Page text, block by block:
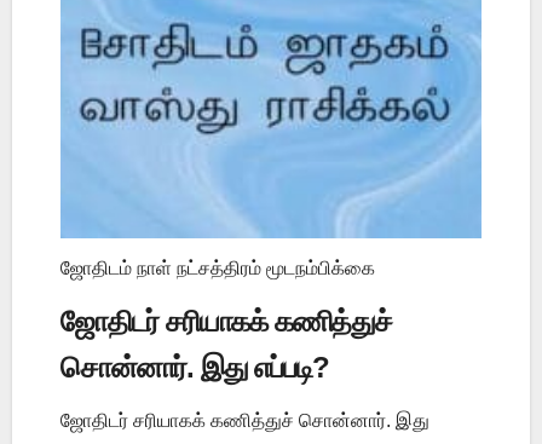
ஜோதிடம் நாள் நட்சத்திரம் மூடநம்பிக்கை
ஜோதிடர் சரியாகக் கணித்துச்
சொன்னார். இது எப்படி?
ஜோதிடர் சரியாகக் கணித்துச் சொன்னார். இது